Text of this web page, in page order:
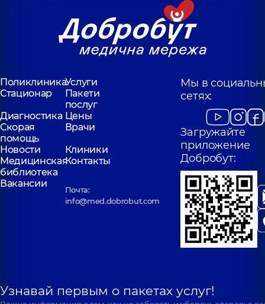
ПоликлиникаУслуги
Стационар
Пакети
послуг
Диагностика Цены
Скорая
помощь
Врачи
Новости
Клиники
Медицинская
библиотека
Контакты
Вакансии
Почта:
info@med.dobrobut.com
Мы в
сетях:
Загружайте
приложение
Добробут:
Узнавай первым о пакетах услуг!